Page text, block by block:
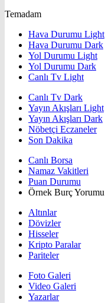
Temadam
Hava Durumu Light
Hava Durumu Dark
Yol Durumu Light
Yol Durumu Dark
Canlı Tv Light
Canlı Tv Dark
Yayın Akışları Light
Yayın Akışları Dark
Nöbetçi Eczaneler
Son Dakika
Canlı Borsa
Namaz Vakitleri
Puan Durumu
Örnek Burç Yorumu
Altınlar
Dövizler
Hisseler
Kripto Paralar
Pariteler
Foto Galeri
Video Galeri
Yazarlar